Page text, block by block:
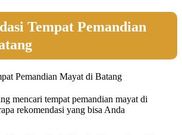
Tempat Pemandian
mencari tempat pemandian mayat di
rekomendasi yang bisa Anda